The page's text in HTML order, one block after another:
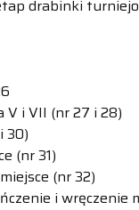
drabinki
V i VII (nr 27 i 28)
30)
(nr 31)
(nr 32)
i wręczenie